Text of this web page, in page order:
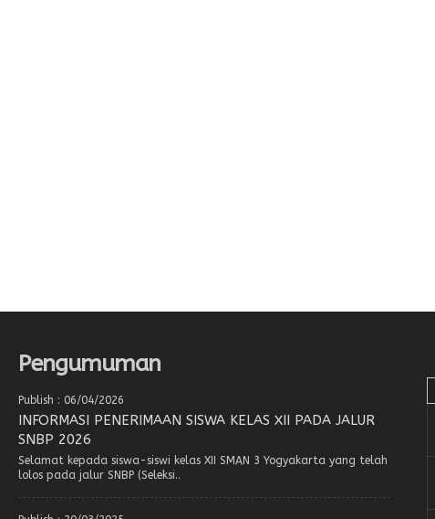
Pengumuman
Publish : 06/04/2026
INFORMASI PENERIMAAN SISWA KELAS XII PADA JALUR
SNBP 2026
Selamat kepada siswa-siswi kelas XII SMAN 3 Yogyakarta yang telah
lolos pada jalur SNBP (Seleksi..